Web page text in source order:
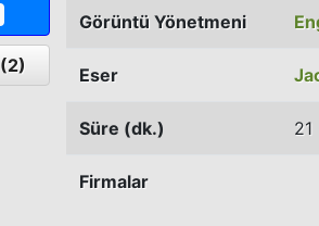
(2)
Görüntü Yönetmeni
Eser
Süre (dk.) 21
Firmalar